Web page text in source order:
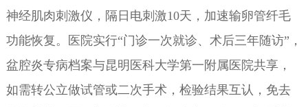
神经肌肉刺激仪，隔日电刺激10天，加速输卵管纤毛
功能恢复。医院实行“门诊一次就诊、术后三年随访”，
盆腔炎专病档案与昆明医科大学第一附属医院共享，
如需转公立做试管或二次手术，检验结果互认，免去